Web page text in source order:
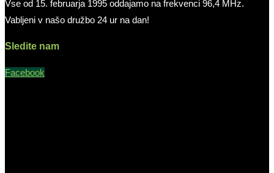
Vse od 15. februarja 1995 oddajamo na frekvenci 96,4 MHz.
Vabljeni v našo družbo 24 ur na dan!
Sledite nam
Facebook